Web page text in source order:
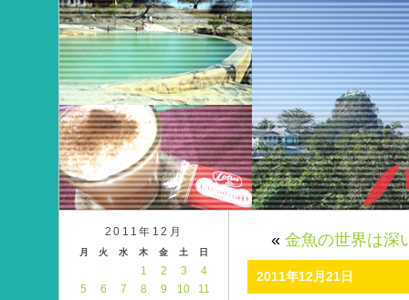
« 金魚の世界は深
2011年12月21日
2011年12月
月 火 水 木 金 土 日
1 2 3
4
5
6 7 8 9 10
11